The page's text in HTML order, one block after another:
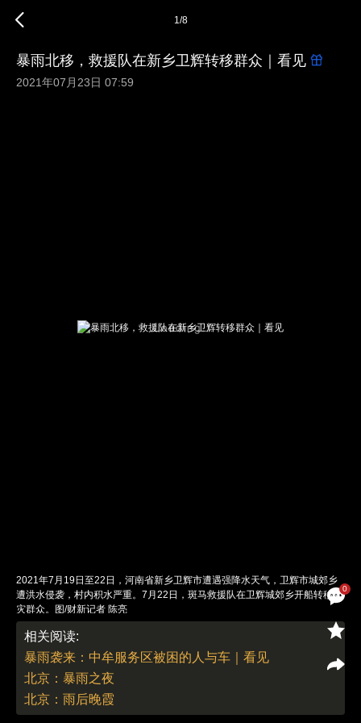
0
1/8
暴雨北移，救援队在新乡卫辉转移群众｜看见
2021年07月23日 07:59
2021年7月19日至22日，河南省新乡卫辉市遭遇强降水天气，卫辉市城郊乡
遭洪水侵袭，村内积水严重。7月22日，斑马救援队在卫辉城郊乡开船转移受
灾群众。图/财新记者 陈亮
责任编辑：郭现中 | 版面编辑：邓舒方
相关阅读:
暴雨袭来：中牟服务区被困的人与车｜看见
北京：暴雨之夜
北京：雨后晚霞